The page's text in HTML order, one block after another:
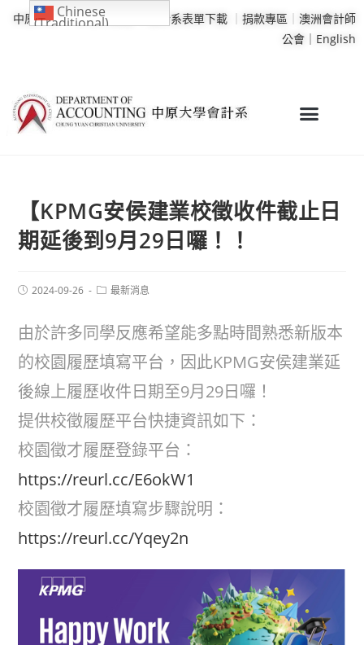
中原大學｜學校行事曆 會計系表單下載 ｜ 捐款專區 ｜ 澳洲會計師
公會｜ English
【KPMG安侯建業校徵收件截止日
期延後到9月29日囉！！
2024-09-26 最新消息
由於許多同學反應希望能多點時間熟悉新版本
的校園履歷填寫平台，因此KPMG安侯建業延
後線上履歷收件日期至9月29日囉！
提供校徵履歷平台快捷資訊如下：
校園徵才履歷登錄平台：
https://reurl.cc/E6okW1
校園徵才履歷填寫步驟說明：
https://reurl.cc/Yqey2n
Chinese
(Traditional)